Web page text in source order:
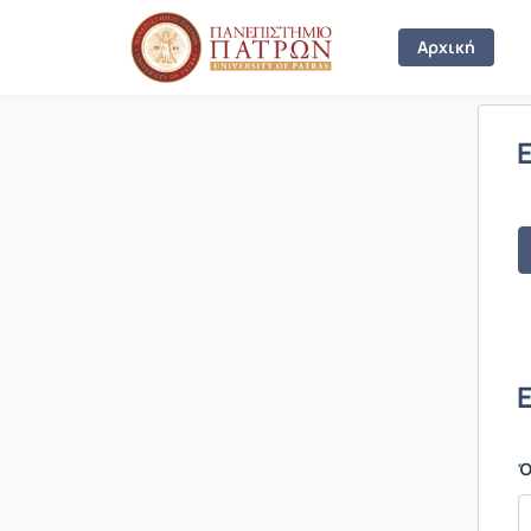
Αρχική
Σύνδεση